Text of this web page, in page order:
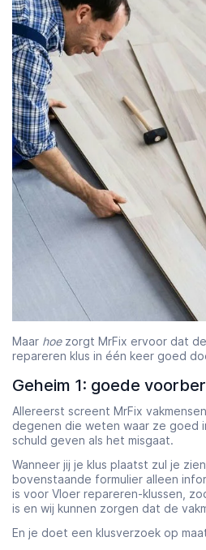
Maar hoezorgt MrFix ervoor dat
repareren klus in één keer goed
Geheim 1: goede
Allereerst screent MrFix
degenen die weten waar ze goed
schuld geven als het misgaat.
Wanneer jij je klus plaatst zul je
bovenstaande formulier alleen
is voor Vloer repareren-klussen,
is en wij kunnen zorgen dat de
En je doet een klusverzoek op
Starttijd
07:00